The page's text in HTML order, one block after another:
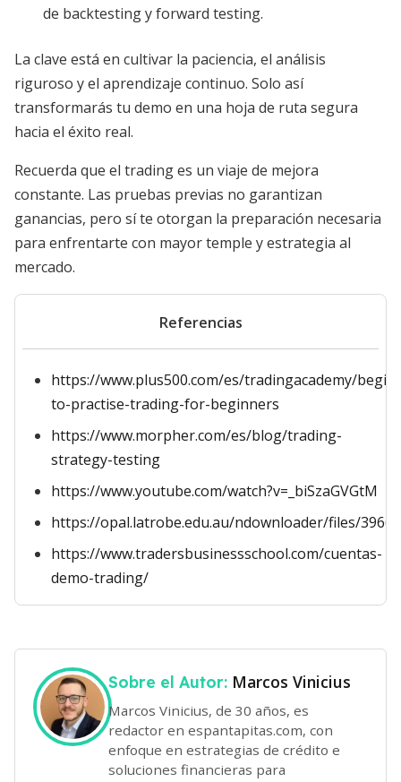
de backtesting y forward testing.
La clave está en cultivar la paciencia, el análisis
riguroso y el aprendizaje continuo. Solo así
transformarás tu demo en una hoja de ruta segura
hacia el éxito real.
Recuerda que el trading es un viaje de mejora
constante. Las pruebas previas no garantizan
ganancias, pero sí te otorgan la preparación necesaria
para enfrentarte con mayor temple y estrategia al
mercado.
Referencias
https://www.plus500.com/es/tradingacademy/
to-practise-trading-for-beginners
https://www.morpher.com/es/blog/trading-
strategy-testing
https://www.youtube.com/watch?v=_biSzaGVGtM
https://opal.latrobe.edu.au/ndownloader/files/
https://www.tradersbusinessschool.com/cuentas-
demo-trading/
Sobre el Autor: Marcos Vinicius
Marcos Vinicius, de 30 años, es
redactor en espantapitas.com, con
enfoque en estrategias de crédito e
soluciones financieras para